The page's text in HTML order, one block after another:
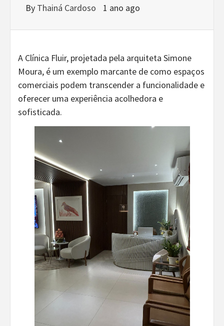
By Thainá Cardoso 1 ano ago
A Clínica Fluir, projetada pela arquiteta Simone
Moura, é um exemplo marcante de como espaços
comerciais podem transcender a funcionalidade e
oferecer uma experiência acolhedora e
sofisticada.